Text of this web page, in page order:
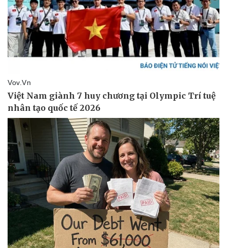
Kinh tế
Bất động sản
Khởi nghiệp
Thị trường
Giá vàng
Tiêu dùng
Tỷ giá
Chứng khoán
Giá cà phê